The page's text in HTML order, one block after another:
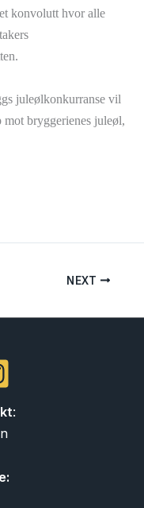
konvolutt hvor alle
juleølkonkurranse vil
bryggerienes juleøl,
NEXT
: